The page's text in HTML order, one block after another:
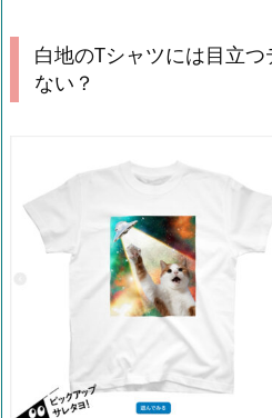
白地のTシャツには目立
ない？